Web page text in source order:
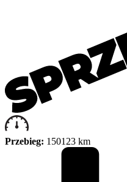
Przebieg: 150123 km